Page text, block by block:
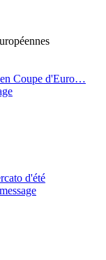
Coupe d'Euro…
d'été